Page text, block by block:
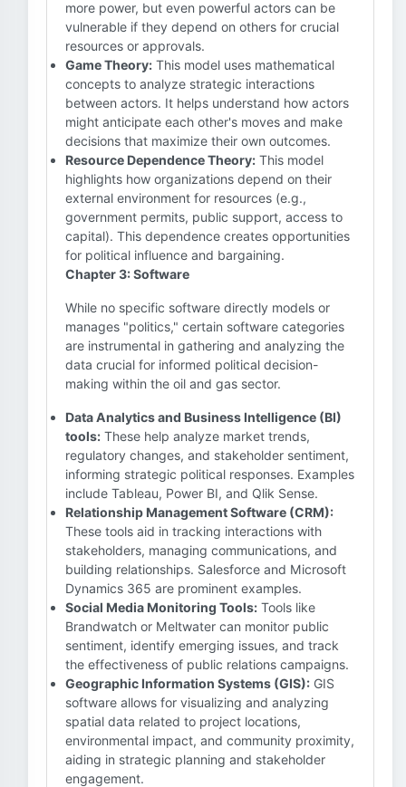
more power, but even powerful actors can be
vulnerable if they depend on others for crucial
resources or approvals.
Game Theory: This model uses mathematical
concepts to analyze strategic interactions
between actors. It helps understand how actors
might anticipate each other's moves and make
decisions that maximize their own outcomes.
Resource Dependence Theory: This model
highlights how organizations depend on their
external environment for resources (e.g.,
government permits, public support, access to
capital). This dependence creates opportunities
for political influence and bargaining.
Chapter 3: Software
While no specific software directly models or
manages "politics," certain software categories
are instrumental in gathering and analyzing the
data crucial for informed political decision-
making within the oil and gas sector.
Data Analytics and Business Intelligence (BI)
tools: These help analyze market trends,
regulatory changes, and stakeholder sentiment,
informing strategic political responses. Examples
include Tableau, Power BI, and Qlik Sense.
Relationship Management Software (CRM):
These tools aid in tracking interactions with
stakeholders, managing communications, and
building relationships. Salesforce and Microsoft
Dynamics 365 are prominent examples.
Social Media Monitoring Tools: Tools like
Brandwatch or Meltwater can monitor public
sentiment, identify emerging issues, and track
the effectiveness of public relations campaigns.
Geographic Information Systems (GIS): GIS
software allows for visualizing and analyzing
spatial data related to project locations,
environmental impact, and community proximity,
aiding in strategic planning and stakeholder
engagement.